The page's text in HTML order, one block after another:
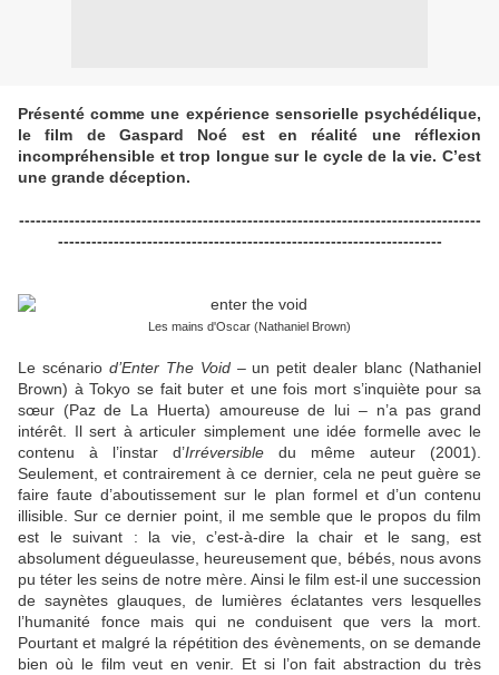
Présenté comme une expérience sensorielle psychédélique,
le film de Gaspard Noé est en réalité une réflexion
incompréhensible et trop longue sur le cycle de la vie. C’est
une grande déception.
-----------------------------------------------------------------------------------
---------------------------------------------------------------------
Les mains d'Oscar (Nathaniel Brown)
Le scénario d’Enter The Void– un petit dealer blanc (Nathaniel
Brown) à Tokyo se fait buter et une fois mort s’inquiète pour sa
sœur (Paz de La Huerta) amoureuse de lui – n’a pas grand
intérêt. Il sert à articuler simplement une idée formelle avec le
contenu à l’instar d’Irréversible du même auteur (2001).
Seulement, et contrairement à ce dernier, cela ne peut guère se
faire faute d’aboutissement sur le plan formel et d’un contenu
illisible. Sur ce dernier point, il me semble que le propos du film
est le suivant : la vie, c’est-à-dire la chair et le sang, est
absolument dégueulasse, heureusement que, bébés, nous avons
pu téter les seins de notre mère. Ainsi le film est-il une succession
de saynètes glauques, de lumières éclatantes vers lesquelles
l’humanité fonce mais qui ne conduisent que vers la mort.
Pourtant et malgré la répétition des évènements, on se demande
bien où le film veut en venir. Et si l’on fait abstraction du très